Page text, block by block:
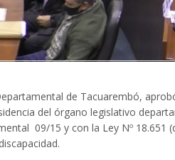
de Tacuarembó,
del órgano legislativo
09/15 y con la Ley Nº 18.651